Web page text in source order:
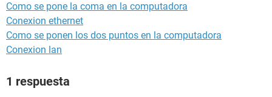
Como se pone la coma en la computadora
Conexion ethernet
Como se ponen los dos puntos en la computadora
Conexion lan
1 respuesta